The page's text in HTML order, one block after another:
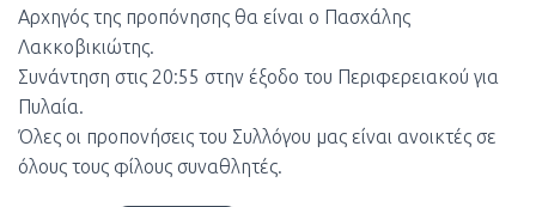
Αρχηγός της προπόνησης θα είναι ο Πασχάλης
Λακκοβικιώτης.
Συνάντηση στις 20:55 στην έξοδο του Περιφερειακού για
Πυλαία.
Όλες οι προπονήσεις του Συλλόγου μας είναι ανοικτές σε
όλους τους φίλους συναθλητές.